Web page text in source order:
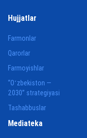
Hujjatlar
Farmonlar
Qarorlar
Farmoyishlar
“Oʻzbekiston —
2030” strategiyasi
Tashabbuslar
Mediateka